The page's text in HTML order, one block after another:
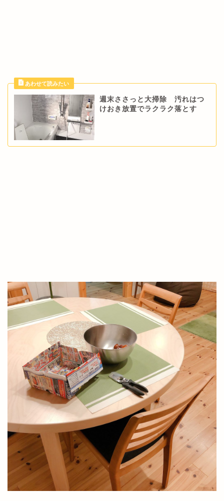
週末ささっと大掃除 汚れはつ
けおき放置でラクラク落とす